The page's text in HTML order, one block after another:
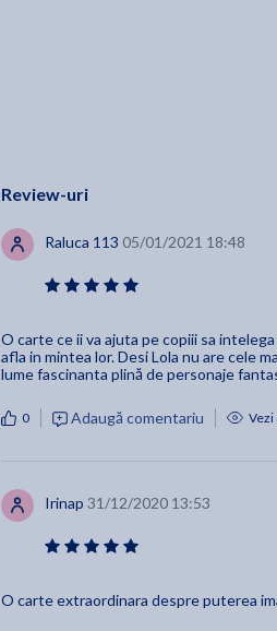
Review-uri
Raluca 113 05/01/2021 18:48
O carte ce ii va ajuta pe copiii sa
afla in mintea lor. Desi Lola nu are cele
lume fascinanta plină de personaje
0 Adaugă comentariu Vezi
Irinap 31/12/2020 13:53
O carte extraordinara despre puterea